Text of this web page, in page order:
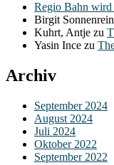
Regio Bahn wird
Birgit Sonnenrein
Kuhrt, Antje zu
Yasin Ince zu
Archiv
September 2024
August 2024
Juli 2024
Oktober 2022
September 2022